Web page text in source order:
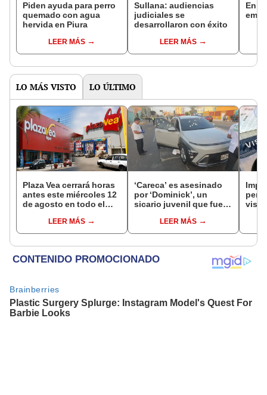
Piden ayuda para perro
quemado con agua
hervida en Piura
LEER MÁS
Sullana: audiencias
judiciales se
desarrollaron con éxito
LEER MÁS
En
LO MÁS VISTO LO ÚLTIMO
Plaza Vea cerrará horas
antes este miércoles 12
de agosto en todo el
hasta las 7 p.m.
LEER MÁS
‘Careca’ es asesinado
por ‘Dominick’, un
sicario juvenil que fue
LEER MÁS